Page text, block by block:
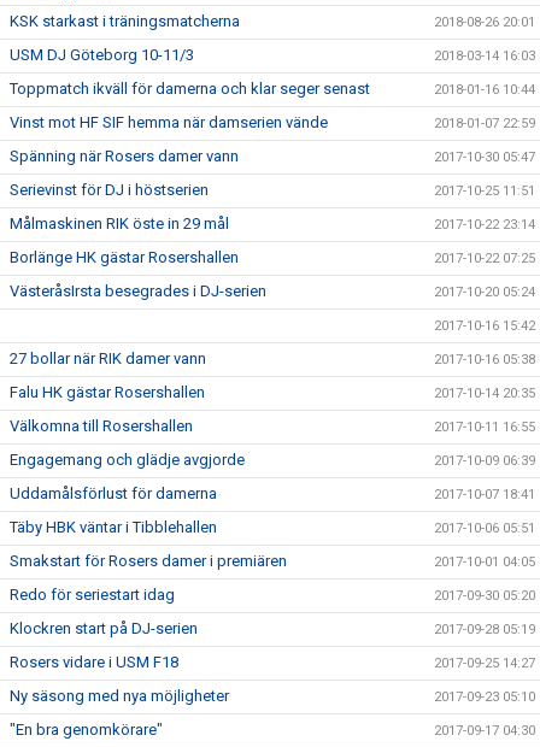
KSK starkast i träningsmatcherna 2018-08-26 20:01
USM DJ Göteborg 10-11/3 2018-03-14 16:03
Toppmatch ikväll för damerna och klar seger senast 2018-01-16 10:44
Vinst mot HF SIF hemma när damserien vände 2018-01-07 22:59
Spänning när Rosers damer vann 2017-10-30 05:47
Serievinst för DJ i höstserien 2017-10-25 11:51
Målmaskinen RIK öste in 29 mål 2017-10-22 23:14
Borlänge HK gästar Rosershallen 2017-10-22 07:25
VästeråsIrsta besegrades i DJ-serien 2017-10-20 05:24
2017-10-16 15:42
27 bollar när RIK damer vann 2017-10-16 05:38
Falu HK gästar Rosershallen 2017-10-14 20:35
Välkomna till Rosershallen 2017-10-11 16:55
Engagemang och glädje avgjorde 2017-10-09 06:39
Uddamålsförlust för damerna 2017-10-07 18:41
Täby HBK väntar i Tibblehallen 2017-10-06 05:51
Smakstart för Rosers damer i premiären 2017-10-01 04:05
Redo för seriestart idag 2017-09-30 05:20
Klockren start på DJ-serien 2017-09-28 05:19
Rosers vidare i USM F18 2017-09-25 14:27
Ny säsong med nya möjligheter 2017-09-23 05:10
"En bra genomkörare" 2017-09-17 04:30